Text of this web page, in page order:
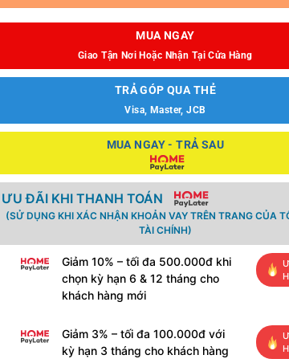
MUA NGAY
Giao Tận Nơi Hoặc Nhận Tại Cửa Hàng
TRẢ GÓP QUA THẺ
Visa, Master, JCB
MUA NGAY - TRẢ SAU
ƯU ĐÃI KHI THANH TOÁN
(SỬ DỤNG KHI XÁC NHẬN KHOẢN VAY TRÊN TRANG CỦA
TÀI CHÍNH)
Giảm 10% – tối đa 500.000đ khi
chọn kỳ hạn 6 & 12 tháng cho
khách hàng mới
Giảm 3% – tối đa 100.000đ với
kỳ hạn 3 tháng cho khách hàng